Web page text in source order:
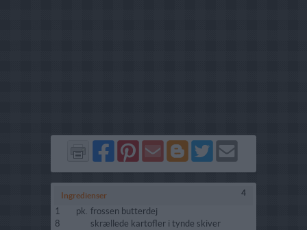
Del
på
Facebook
Del
på
Pinterest
Send
via
GMail
Del
på
Blogger
Del
på
Twitter
Send
Ingredienser 4
1 pk. frossen butterdej
8
skrællede kartofler i tynde skiver